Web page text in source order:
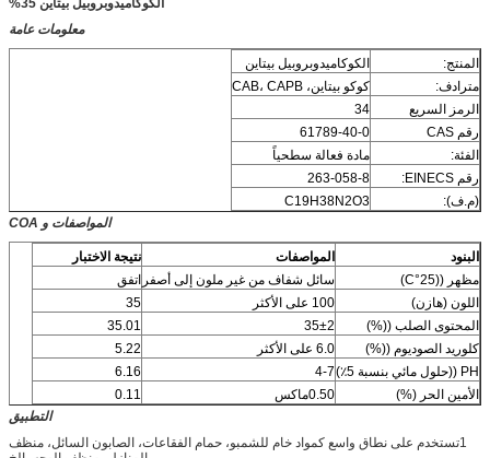
الكوكاميدوبروبيل بيتاين 35%
معلومات عامة
المنتج:
الكوكاميدوبروبيل بيتاين
مترادف:
كوكو بيتاين، CAB، CAPB
الرمز السريع
34
رقم CAS
61789-40-0
الفئة:
مادة فعالة سطحياً
رقم EINECS:
263-058-8
(م.ف):
C19H38N2O3
المواصفات و COA
البنود المواصفات
نتيجة الاختبار
مظهر ((25°C)
سائل شفاف من غير ملون إلى أصفر اتفق
اللون (هازن)
100 على الأكثر
35
المحتوى الصلب ((%)
35±2
35.01
كلوريد الصوديوم ((%)
6.0 على الأكثر
5.22
PH ((حلول مائي بنسبة 5٪)
4-7
6.16
الأمين الحر (%)
0.50ماكس
0.11
التطبيق
1تستخدم على نطاق واسع كمواد خام للشمبو، حمام الفقاعات، الصابون السائل، منظف